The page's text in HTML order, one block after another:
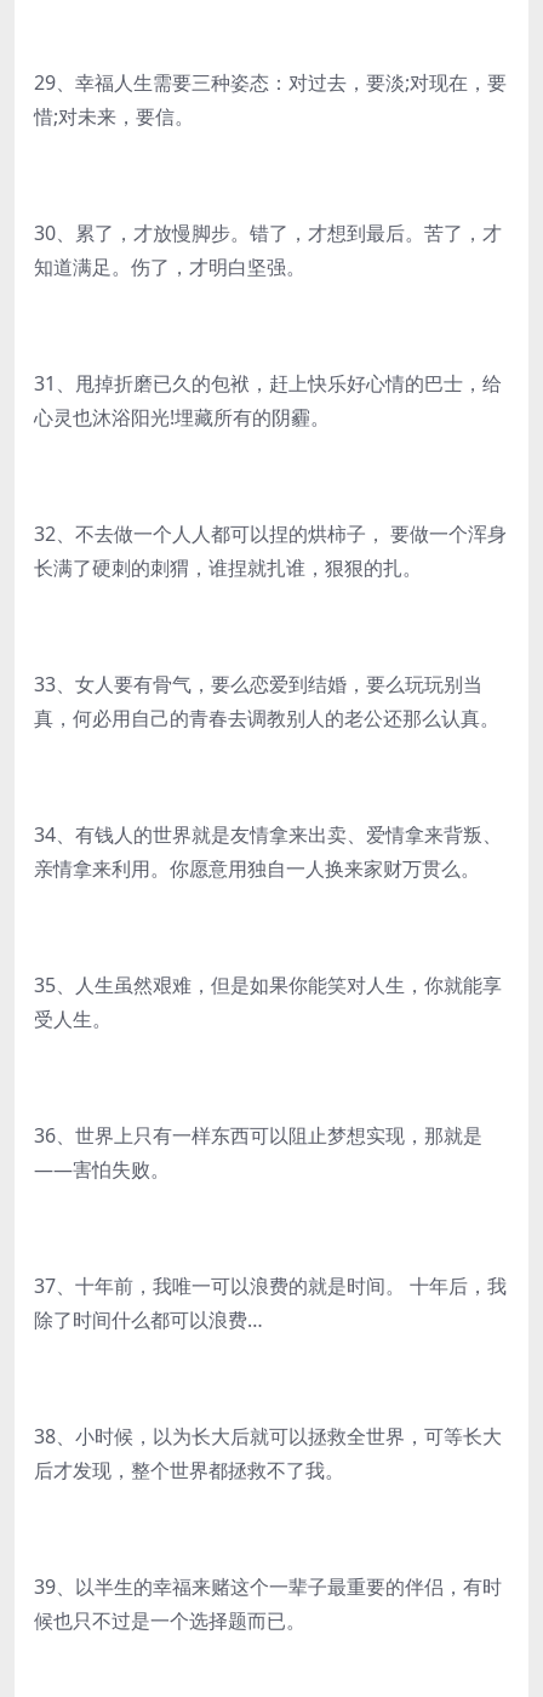
29、幸福人生需要三种姿态：对过去，要淡;对现在，要
惜;对未来，要信。
30、累了，才放慢脚步。错了，才想到最后。苦了，才
知道满足。伤了，才明白坚强。
31、甩掉折磨已久的包袱，赶上快乐好心情的巴士，给
心灵也沐浴阳光!埋藏所有的阴霾。
32、不去做一个人人都可以捏的烘柿子， 要做一个浑身
长满了硬刺的刺猬，谁捏就扎谁，狠狠的扎。
33、女人要有骨气，要么恋爱到结婚，要么玩玩别当
真，何必用自己的青春去调教别人的老公还那么认真。
34、有钱人的世界就是友情拿来出卖、爱情拿来背叛、
亲情拿来利用。你愿意用独自一人换来家财万贯么。
35、人生虽然艰难，但是如果你能笑对人生，你就能享
受人生。
36、世界上只有一样东西可以阻止梦想实现，那就是
——害怕失败。
37、十年前，我唯一可以浪费的就是时间。 十年后，我
除了时间什么都可以浪费…
38、小时候，以为长大后就可以拯救全世界，可等长大
后才发现，整个世界都拯救不了我。
39、以半生的幸福来赌这个一辈子最重要的伴侣，有时
候也只不过是一个选择题而已。